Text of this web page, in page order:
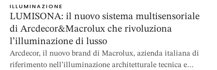
ILLUMINAZIONE
LUMISONA: il nuovo sistema multisensoriale
di Arcdecor&Macrolux che rivoluziona
l’illuminazione di lusso
Arcdecor, il nuovo brand di Macrolux, azienda italiana di
riferimento nell’illuminazione architetturale tecnica e